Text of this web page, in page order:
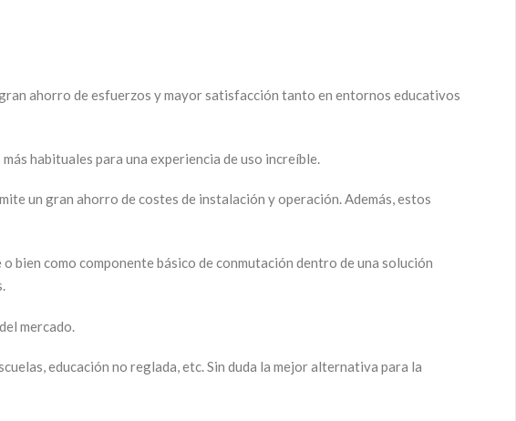
ahorro de esfuerzos y mayor satisfacción tanto en entornos educativos
habituales para una experiencia de uso increíble.
un gran ahorro de costes de instalación y operación. Además, estos
bien como componente básico de conmutación dentro de una solución
mercado.
educación no reglada, etc. Sin duda la mejor alternativa para la